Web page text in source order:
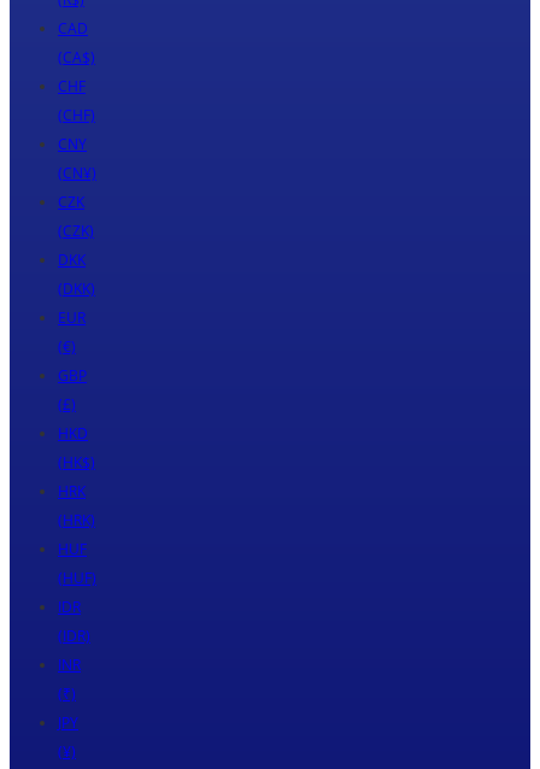
CAD
(CA$)
CHF
(CHF)
CNY
(CN¥)
CZK
(CZK)
DKK
(DKK)
EUR
(€)
GBP
(£)
HKD
(HK$)
HRK
(HRK)
HUF
(HUF)
IDR
(IDR)
INR
(₹)
JPY
(¥)